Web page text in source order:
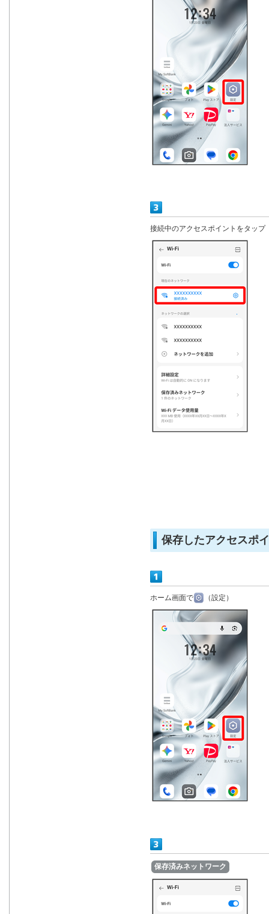
接続中のアクセスポイントをタップ
保存したアクセスポ
ホーム画面で （設定）
保存済みネットワーク